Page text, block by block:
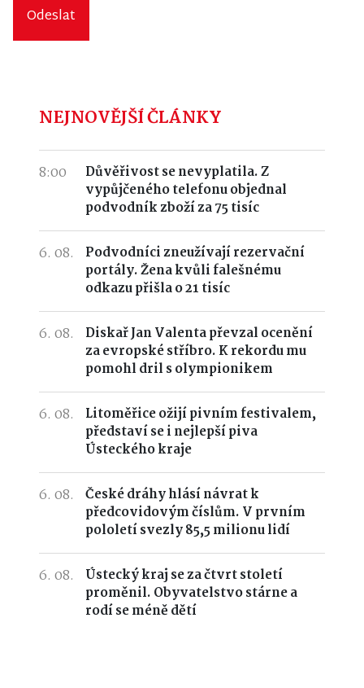
Odeslat
NEJNOVĚJŠÍ ČLÁNKY
8:00
Důvěřivost se nevyplatila. Z
vypůjčeného telefonu objednal
podvodník zboží za 75 tisíc
6. 08.
Podvodníci zneužívají rezervační
portály. Žena kvůli falešnému
odkazu přišla o 21 tisíc
6. 08.
Diskař Jan Valenta převzal ocenění
za evropské stříbro. K rekordu mu
pomohl dril s olympionikem
6. 08.
Litoměřice ožijí pivním festivalem,
představí se i nejlepší piva
Ústeckého kraje
6. 08.
České dráhy hlásí návrat k
předcovidovým číslům. V prvním
pololetí svezly 85,5 milionu lidí
6. 08.
Ústecký kraj se za čtvrt století
proměnil. Obyvatelstvo stárne a
rodí se méně dětí